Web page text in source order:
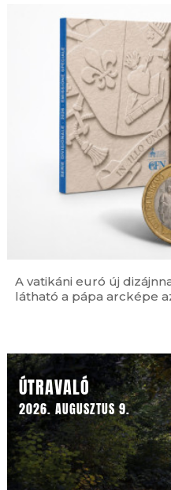
A vatikáni euró új
látható a pápa arcképe
ÚTRAVALÓ
2026. AUGUSZTUS 9.